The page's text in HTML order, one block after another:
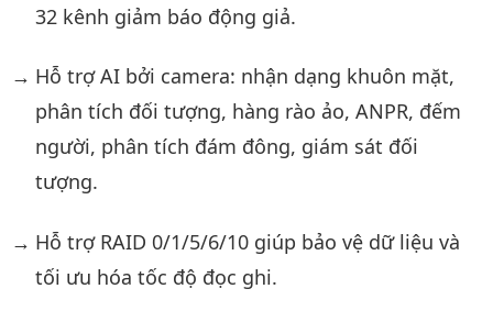
32 kênh giảm báo động giả.
Hỗ trợ AI bởi camera: nhận dạng khuôn mặt,
phân tích đối tượng, hàng rào ảo, ANPR, đếm
người, phân tích đám đông, giám sát đối
tượng.
Hỗ trợ RAID 0/1/5/6/10 giúp bảo vệ dữ liệu và
tối ưu hóa tốc độ đọc ghi.